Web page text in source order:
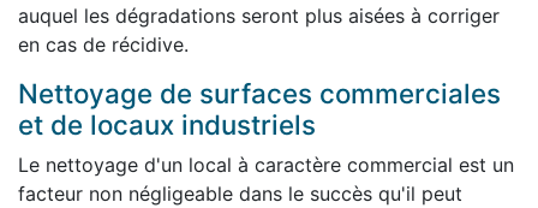
auquel les dégradations seront plus aisées à corriger
en cas de récidive.
Nettoyage de surfaces commerciales
et de locaux industriels
Le nettoyage d'un local à caractère commercial est un
facteur non négligeable dans le succès qu'il peut